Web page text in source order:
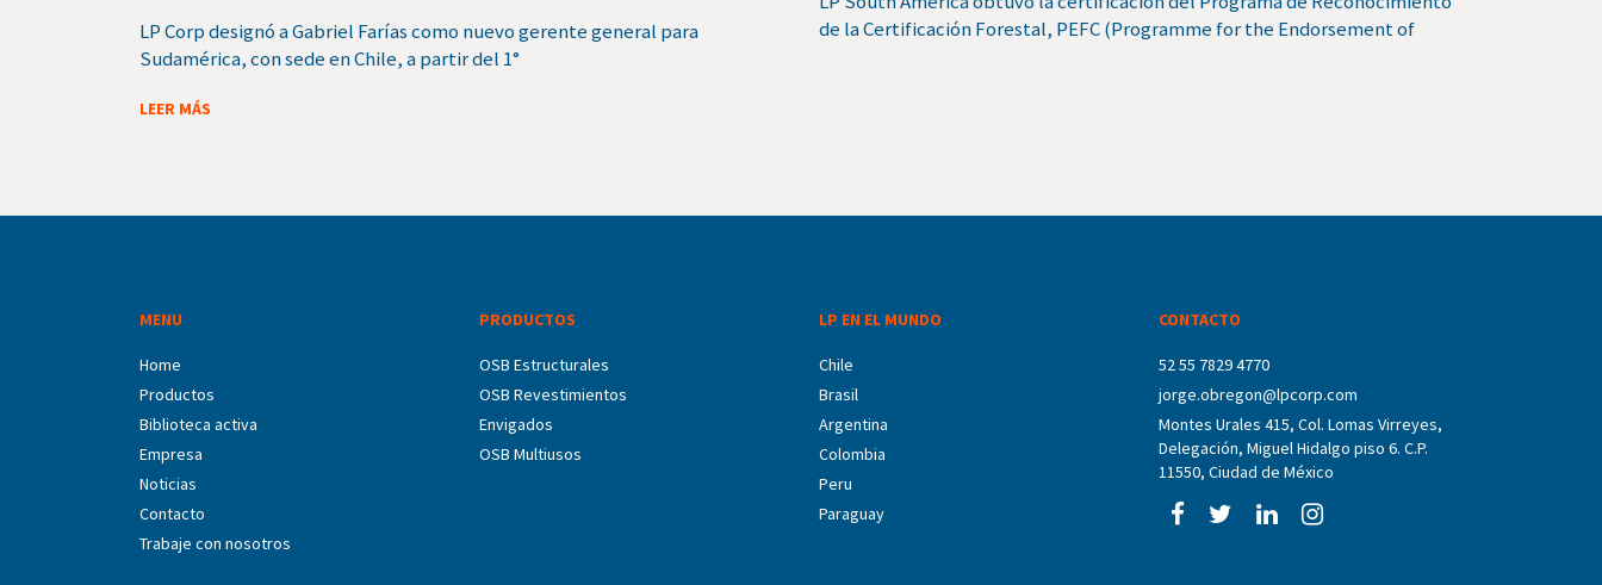
LP Corp designó a Gabriel Farías como nuevo gerente general para
Sudamérica, con sede en Chile, a partir del 1°
LEER MÁS
de la Certificación Forestal, PEFC (Programme for the Endorsement of
MENU
Home
Productos
Biblioteca activa
Empresa
Noticias
Contacto
Trabaje con nosotros
PRODUCTOS
OSB Estructurales
OSB Revestimientos
Envigados
OSB Multiusos
LP EN EL MUNDO
Chile
Brasil
Argentina
Colombia
Peru
Paraguay
CONTACTO
52 55 7829 4770
jorge.obregon@lpcorp.com
Montes Urales 415, Col. Lomas Virreyes,
Delegación, Miguel Hidalgo piso 6. C.P.
11550, Ciudad de México